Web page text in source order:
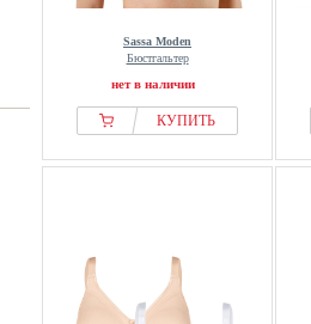
Sassa Moden
Бюстгальтер
нет в наличии
КУПИТЬ